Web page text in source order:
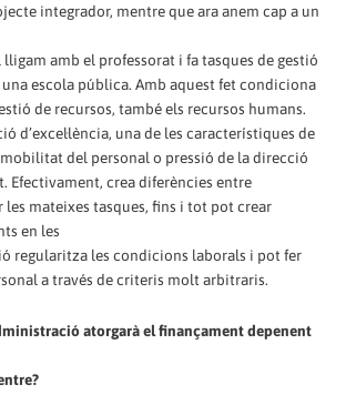
integrador, mentre que ara anem cap a un
amb el professorat i fa tasques de gestió
una escola pública. Amb aquest fet condiciona
de recursos, també els recursos humans.
d’excel·lència, una de les característiques de
del personal o pressió de la direcció
Efectivament, crea diferències entre
les mateixes tasques, fins i tot pot crear
en les
regularitza les condicions laborals i pot fer
a través de criteris molt arbitraris.
atorgarà el finançament depenent